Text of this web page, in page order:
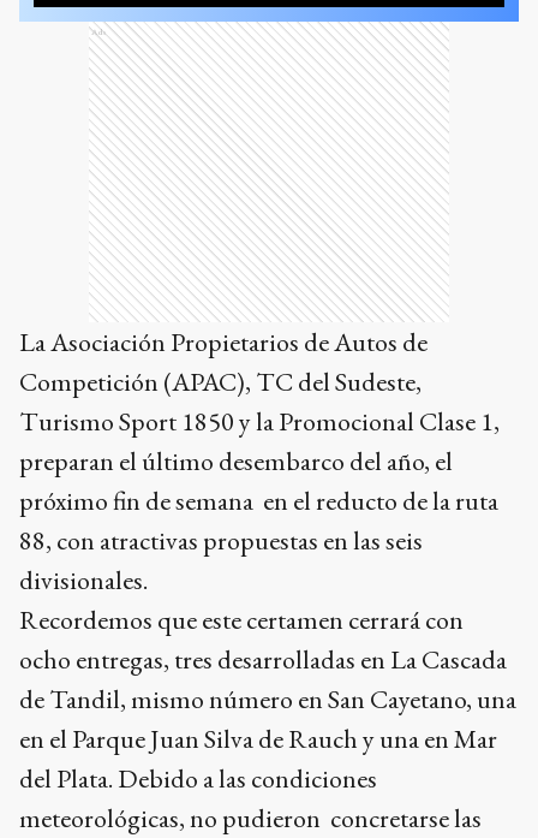
Ads
La Asociación Propietarios de Autos de
Competición (APAC), TC del Sudeste,
Turismo Sport 1850 y la Promocional Clase 1,
preparan el último desembarco del año, el
próximo fin de semana en el reducto de la ruta
88, con atractivas propuestas en las seis
divisionales.
Recordemos que este certamen cerrará con
ocho entregas, tres desarrolladas en La Cascada
de Tandil, mismo número en San Cayetano, una
en el Parque Juan Silva de Rauch y una en Mar
del Plata. Debido a las condiciones
meteorológicas, no pudieron concretarse las